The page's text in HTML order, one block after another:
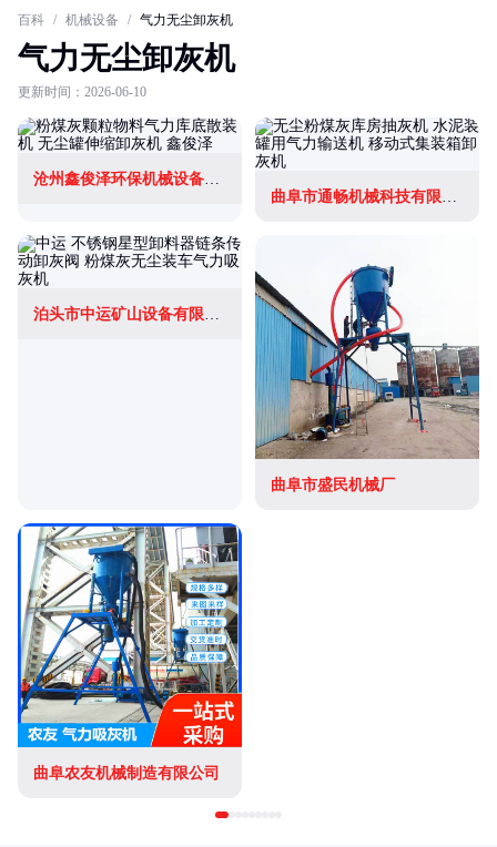
百科 / 机械设备 / 气力无尘卸灰机
气力无尘卸灰机
更新时间：2026-06-10
沧州鑫俊泽环保机械设备有限公司
曲阜市通畅机械科技有限公司
泊头市中运矿山设备有限公司
曲阜市盛民机械厂
曲阜农友机械制造有限公司